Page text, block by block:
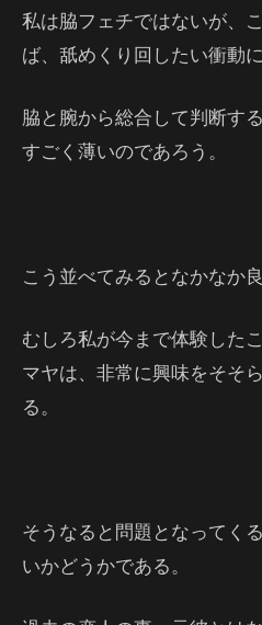
私は脇フェチではないが、
ば、舐めくり回したい衝動
脇と腕から総合して判断す
すごく薄いのであろう。
こう並べてみるとなかなか
むしろ私が今まで体験した
マヤは、非常に興味をそそ
る。
そうなると問題となってく
いかどうかである。